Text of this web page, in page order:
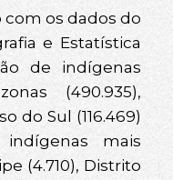
com os dados do
e Estatística
de indígenas
(490.935),
do Sul (116.469)
mais
(4.710), Distrito